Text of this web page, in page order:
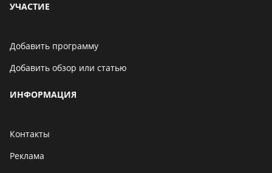
УЧАСТИЕ
Добавить программу
Добавить обзор или статью
ИНФОРМАЦИЯ
Контакты
Реклама